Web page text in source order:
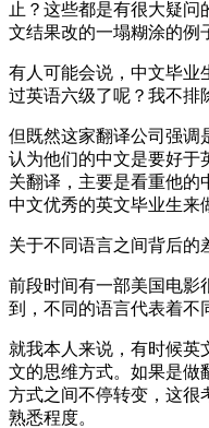
止？这些都是有很大疑
文结果改的一塌糊涂的例
有人可能会说，中文毕业
过英语六级了呢？我不排
但既然这家翻译公司强调
认为他们的中文是要好于
关翻译，主要是看重他的
中文优秀的英文毕业生来
关于不同语言之间背后的
前段时间有一部美国电影
到，不同的语言代表着不
就我本人来说，有时候英
文的思维方式。如果是做
方式之间不停转变，这很
熟悉程度。